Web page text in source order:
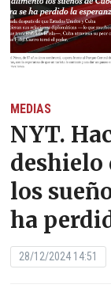
MEDIAS
NYT.
deshielo
los
ha
28/12/2024 14:51